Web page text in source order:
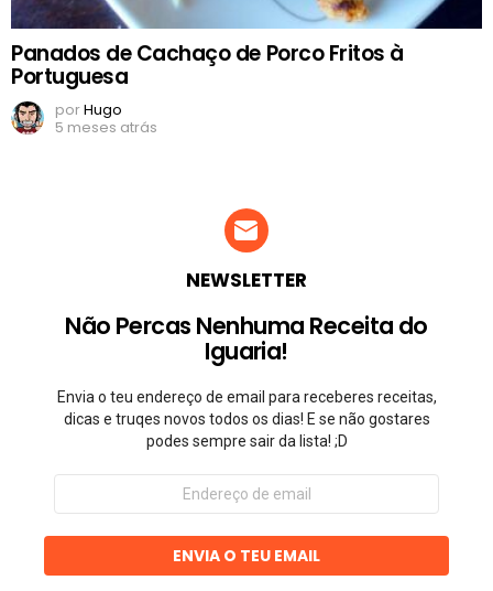
Panados de Cachaço de Porco Fritos à
Portuguesa
porHugo
5 meses atrás
NEWSLETTER
Não Percas Nenhuma Receita do
Iguaria!
Envia o teu endereço de email para receberes receitas,
dicas e truqes novos todos os dias! E se não gostares
podes sempre sair da lista! ;D
Endereço
email
ENVIA O TEU EMAIL